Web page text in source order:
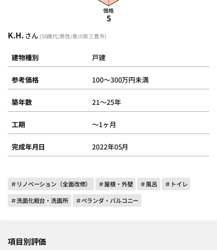
K.H. さん (50歳代/男性/香川県 三豊市)
建物種別 戸建
参考価格 100～300万円未満
築年数 21～25年
工期 ～1ヶ月
完成年月日 2022年05月
＃リノベーション（全面改修） ＃屋根・外壁 ＃風呂
＃トイレ
＃洗面化粧台・洗面所
＃ベランダ・バルコニー
価格
5
項目別評価